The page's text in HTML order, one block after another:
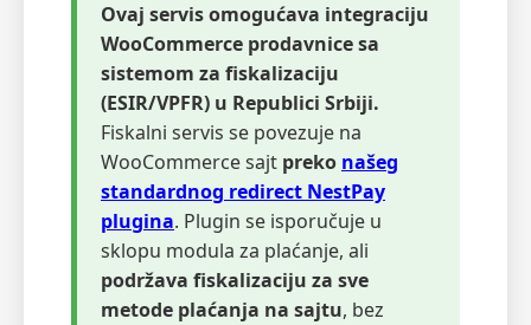
Ovaj servis omogućava integraciju
WooCommerce prodavnice sa
sistemom za fiskalizaciju
(ESIR/VPFR) u Republici Srbiji.
Fiskalni servis se povezuje na
WooCommerce sajt preko našeg
standardnog redirect NestPay
plugina. Plugin se isporučuje u
sklopu modula za plaćanje, ali
podržava fiskalizaciju za sve
metode plaćanja na sajtu, bez